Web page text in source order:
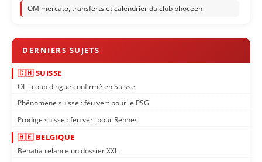
OM mercato, transferts et calendrier du club phocéen
🇨🇭 SUISSE
OL : coup dingue confirmé en Suisse
Phénomène suisse : feu vert pour le PSG
Prodige suisse : feu vert pour Rennes
🇧🇪 BELGIQUE
Benatia relance un dossier XXL